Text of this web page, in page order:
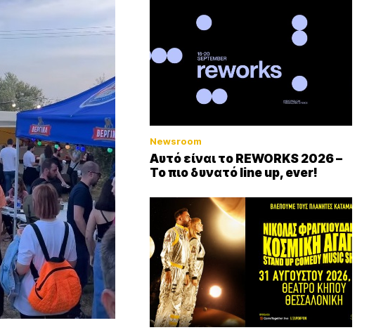
Newsroom
Αυτό είναι το REWORKS 2026 –
Το πιο δυνατό line up, ever!